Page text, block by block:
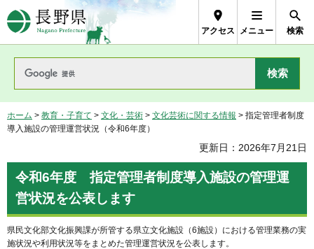
長野県Nagano Prefecture
アクセス メニュー 検索
ホーム > 教育・子育て > 文化・芸術 > 文化芸術に関する情報 > 指定管理者制度
導入施設の管理運営状況（令和6年度）
更新日：2026年7月21日
令和6年度 指定管理者制度導入施設の管理運
営状況を公表します
県民文化部文化振興課が所管する県立文化施設（6施設）における管理業務の実
施状況や利用状況等をまとめた管理運営状況を公表します。